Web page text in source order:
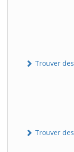
Trouver
Trouver